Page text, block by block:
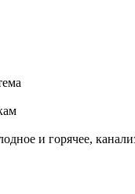
и горячее,